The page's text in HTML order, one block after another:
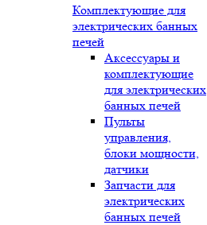
Комплектующие для
электрических банных
печей
Аксессуары и
комплектующие
для электрических
банных печей
Пульты
управления,
блоки мощности,
датчики
Запчасти для
электрических
банных печей